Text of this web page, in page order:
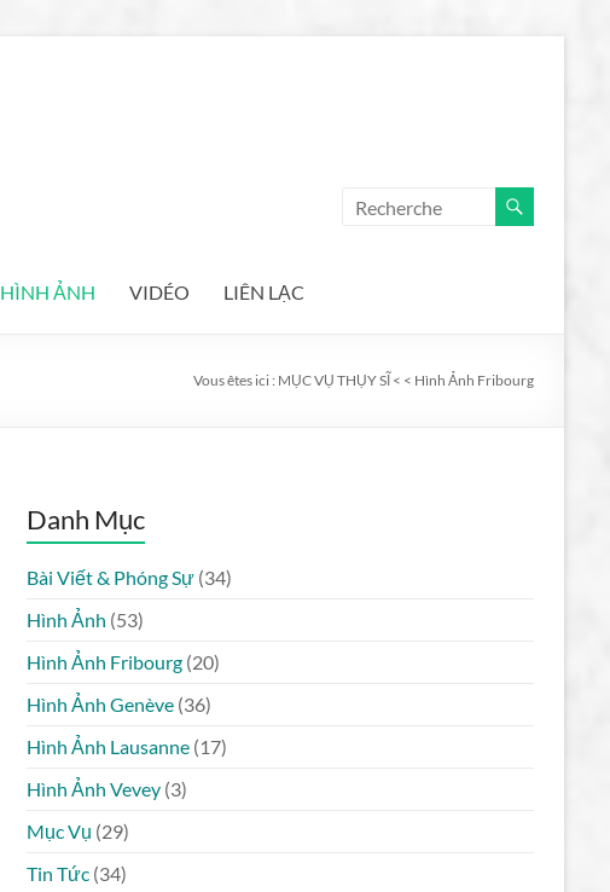
HÌNH ẢNH VIDÉO LIÊN LẠC
Vous êtes ici : MỤC VỤ THỤY SĨ < < Hình Ảnh Fribourg
Danh Mục
Bài Viết & Phóng Sự (34)
Hình Ảnh (53)
Hình Ảnh Fribourg (20)
Hình Ảnh Genève (36)
Hình Ảnh Lausanne (17)
Hình Ảnh Vevey (3)
Mục Vụ (29)
Tin Tức (34)